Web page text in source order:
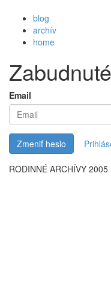
blog
archív
home
Email
Zmeniť heslo
RODINNÉ ARCHÍVY 2005